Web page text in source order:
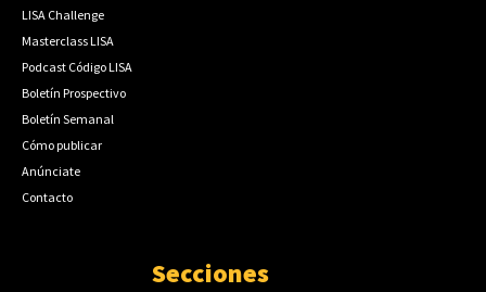
LISA Challenge
Masterclass LISA
Podcast Código LISA
Boletín Prospectivo
Boletín Semanal
Cómo publicar
Anúnciate
Contacto
Secciones